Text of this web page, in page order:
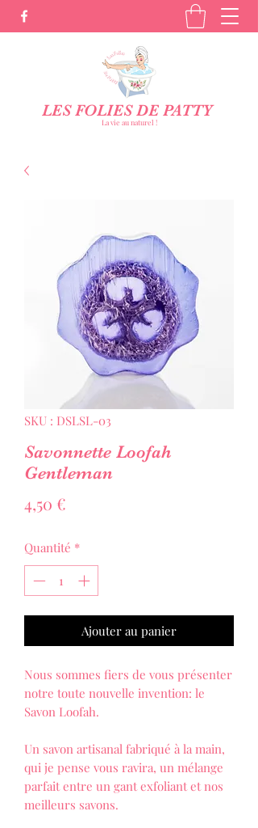
LES FOLIES DE PATTY
La vie au naturel !
SKU : DSLSL-03
Savonnette Loofah
Gentleman
4,50 €
Quantité *
Ajouter au panier
Nous sommes fiers de vous présenter
notre toute nouvelle invention: le
Savon Loofah.
Un savon artisanal fabriqué à la main,
qui je pense vous ravira, un mélange
parfait entre un gant exfoliant et nos
meilleurs savons.